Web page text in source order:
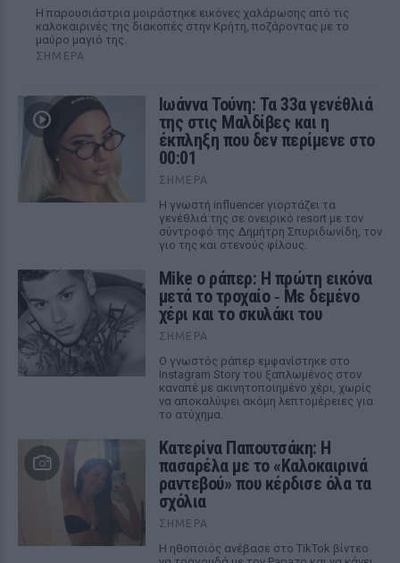
Η παρουσιάστρια μοιράστηκε εικόνες χαλάρωσης από τις
καλοκαιρινές της διακοπές στην Κρήτη, ποζάροντας με το
μαύρο μαγιό της.
ΣΉΜΕΡΑ
Ιωάννα Τούνη: Τα 33α γενέθλιά
της στις Μαλδίβες και η
έκπληξη που δεν περίμενε στο
00:01
ΣΉΜΕΡΑ
Η γνωστή influencer γιορτάζει τα
γενέθλιά της σε ονειρικό resort με τον
σύντροφό της Δημήτρη Σπυριδωνίδη, τον
γιο της και στενούς φίλους.
Mike ο ράπερ: Η πρώτη εικόνα
μετά το τροχαίο ‑ Με δεμένο
χέρι και το σκυλάκι του
ΣΉΜΕΡΑ
Ο γνωστός ράπερ εμφανίστηκε στο
Instagram Story του ξαπλωμένος στον
καναπέ με ακινητοποιημένο χέρι, χωρίς
να αποκαλύψει ακόμη λεπτομέρειες για
το ατύχημα.
Κατερίνα Παπουτσάκη: Η
πασαρέλα με το «Καλοκαιρινά
ραντεβού» που κέρδισε όλα τα
σχόλια
ΣΉΜΕΡΑ
Η ηθοποιός ανέβασε στο TikTok βίντεο